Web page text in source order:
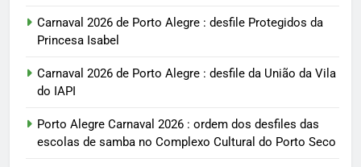
Carnaval 2026 de Porto Alegre : desfile Protegidos da
Princesa Isabel
Carnaval 2026 de Porto Alegre : desfile da União da Vila
do IAPI
Porto Alegre Carnaval 2026 : ordem dos desfiles das
escolas de samba no Complexo Cultural do Porto Seco